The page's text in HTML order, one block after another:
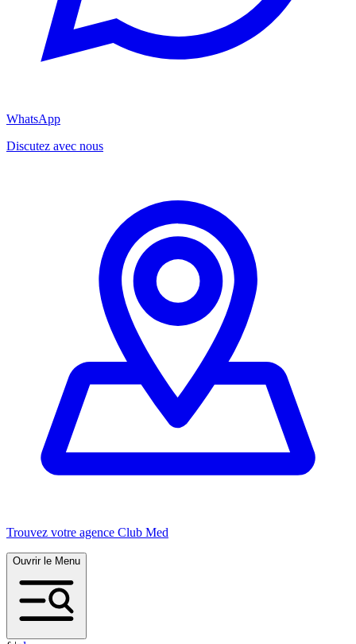
WhatsApp
Discutez avec nous
Trouvez votre agence Club Med
Ouvrir le Menu